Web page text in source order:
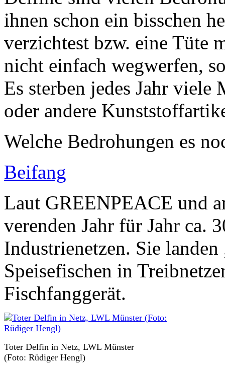
ihnen schon ein bisschen
verzichtest bzw. eine Tüte
nicht einfach wegwerfen,
Es sterben jedes Jahr viele
oder andere
Welche Bedrohungen es
Beifang
Laut GREENPEACE und
verenden Jahr für Jahr ca.
Industrienetzen. Sie landen
Speisefischen in
Fischfanggerät.
Toter Delfin in Netz, LWL Münster
(Foto: Rüdiger Hengl)